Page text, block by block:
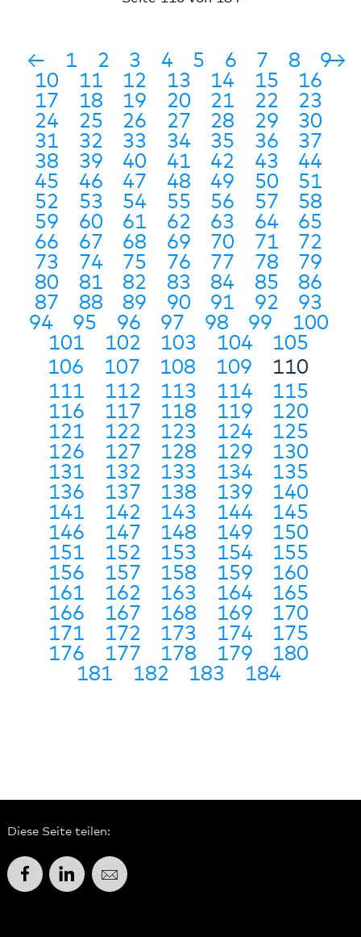
← 1 2 3 4 5 6 7 8
9
10
11 12 13 14 15
16
17
18 19 20 21 22
23
24
25 26 27 28 29
30
31
32 33 34 35 36
37
38
39 40 41 42 43
44
45
46 47 48 49 50
51
52
53 54 55 56 57
58
59
60 61 62 63 64
65
66
67 68 69 70 71
72
73
74 75 76 77 78
79
80
81 82 83 84 85
86
87
88 89 90 91 92
93
94
95 96 97 98 99
100
101
102 103 104
105
106
107 108 109
110
111
112 113 114
115
116
117 118 119
120
121
122 123 124
125
126
127 128 129
130
131
132 133 134
135
136
137 138 139
140
141
142 143 144
145
146
147 148 149
150
151
152 153 154
155
156
157 158 159
160
161
162 163 164
165
166
167 168 169
170
171
172 173 174
175
176
177 178 179
180
181
182 183 184
→
Diese Seite teilen:
FacebookLinkedInE-Mail